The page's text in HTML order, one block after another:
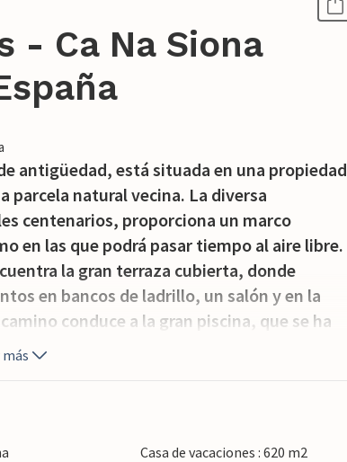
- Ca Na Siona
antigüedad, está situada en una propiedad
parcela natural vecina. La diversa
centenarios, proporciona un marco
en las que podrá pasar tiempo al aire libre.
la gran terraza cubierta, donde
en bancos de ladrillo, un salón y en la
conduce a la gran piscina, que se ha
aquí se puede disfrutar de unas vistas
de las vistas de forma aún más
mantenerse en forma y divertirse. La casa
más
Casa de vacaciones : 620 m2